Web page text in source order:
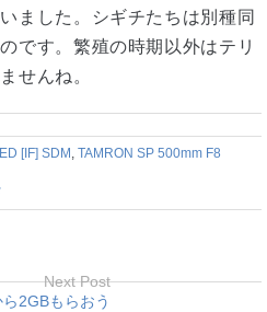
ました。シギチたちは別種同
です。繁殖の時期以外はテリ
せんね。
[IF] SDM TAMRON SP 500mm F8
Next Post
2GBもらおう